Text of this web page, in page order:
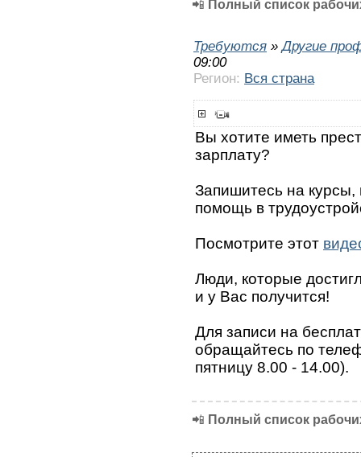
📲 Полный список
Требуются »Другие
09:00
Регион: Вся страна
Вы хотите иметь
зарплату?
Запишитесь на курсы,
помощь в
Посмотрите этот
Люди, которые
и у Вас получится!
Для записи на
обращайтесь по
пятницу 8.00 - 14.00).
📲 Полный список